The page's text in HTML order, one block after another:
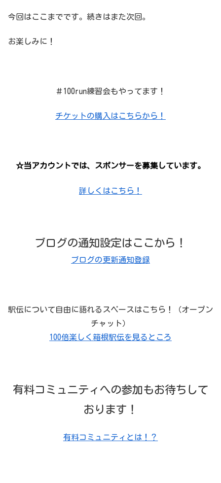
今回はここまでです。続きはまた次回。
お楽しみに！
＃100run練習会もやってます！
チケットの購入はこちらから！
☆当アカウントでは、スポンサーを募集しています。
詳しくはこちら！
ブログの通知設定はここから！
ブログの更新通知登録
駅伝について自由に語れるスペースはこちら！（オープン
チャット）
100倍楽しく箱根駅伝を見るところ
有料コミュニティへの参加もお待ちして
おります！
有料コミュニティとは！？